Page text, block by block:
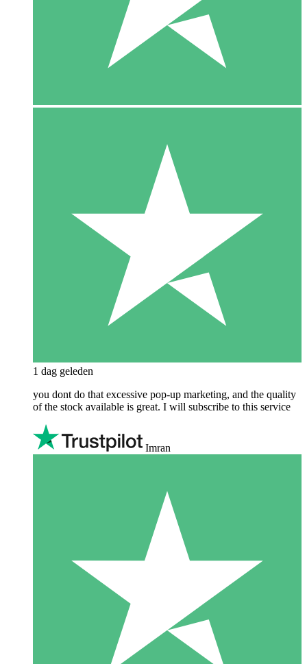
1 dag geleden
you dont do that excessive pop-up marketing, and the quality
of the stock available is great. I will subscribe to this service
Imran